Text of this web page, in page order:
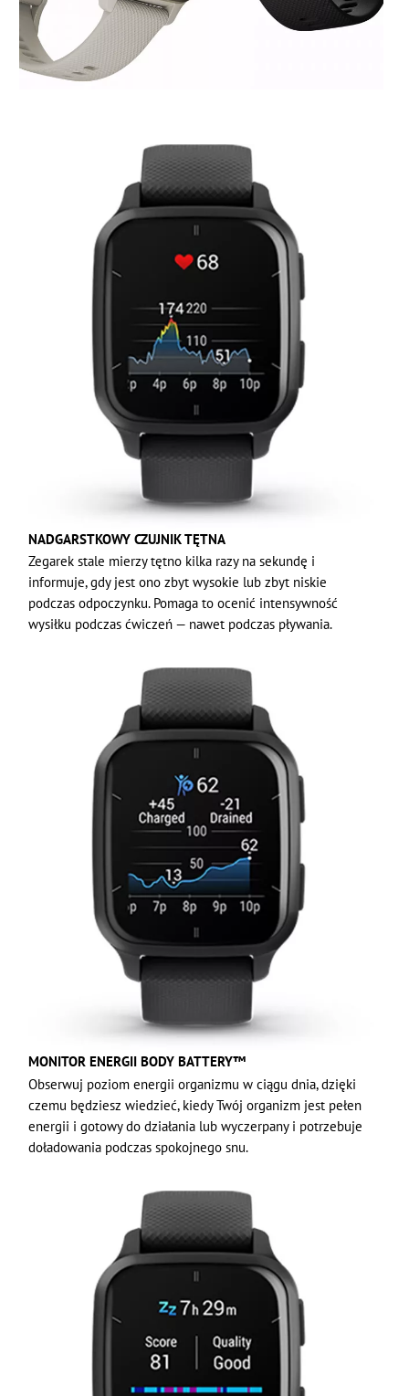
NADGARSTKOWY CZUJNIK TĘTNA
Zegarek stale mierzy tętno kilka razy na sekundę i
informuje, gdy jest ono zbyt wysokie lub zbyt niskie
podczas odpoczynku. Pomaga to ocenić intensywność
wysiłku podczas ćwiczeń — nawet podczas pływania.
MONITOR ENERGII BODY BATTERY™
Obserwuj poziom energii organizmu w ciągu dnia, dzięki
czemu będziesz wiedzieć, kiedy Twój organizm jest pełen
energii i gotowy do działania lub wyczerpany i potrzebuje
doładowania podczas spokojnego snu.